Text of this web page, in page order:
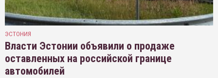
ЭСТОНИЯ
Власти Эстонии объявили о продаже
оставленных на российской границе
автомобилей